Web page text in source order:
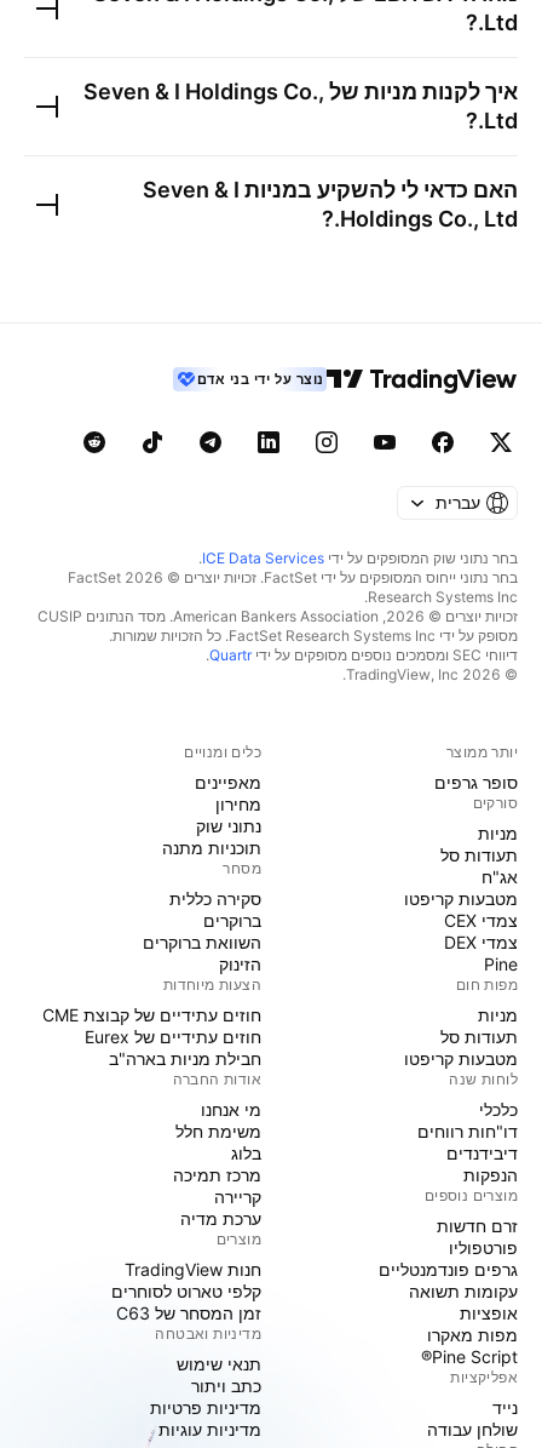
Ltd.
?
איך לקנות מניות של Seven & I Holdings Co.,
Ltd.
?
האם כדאי לי להשקיע במניות Seven & I
Holdings Co., Ltd.
?
נוצר על ידי בני אדם
עברית
בחר נתוני שוק המסופקים על ידי ICE Data Services
.
בחר נתוני ייחוס המסופקים על ידי FactSet. זכויות יוצרים © 2026 ‏FactSet
Research Systems Inc.‏
זכויות יוצרים © 2026, ‏American Bankers Association. מסד הנתונים CUSIP
מסופק על ידי FactSet Research Systems Inc. כל הזכויות שמורות.
דיווחי SEC ומסמכים נוספים מסופקים על ידי
Quartr
.
© 2026 ‏TradingView, Inc.‏
יותר ממוצר
סופר גרפים
סורקים
מניות‏
תעודות סל
אג"ח
מטבעות קריפטו
צמדי CEX
צמדי DEX
Pine
מפות חום
מניות‏
תעודות סל
מטבעות קריפטו
לוחות שנה
כלכלי
דו"חות רווחים
דיבידנדים
הנפקות
מוצרים נוספים
זרם חדשות
פורטפוליו
גרפים פונדמנטליים
עקומות תשואה
אופציות
מפות מאקרו
Pine Script®
אפליקציות
נייד
שולחן עבודה
כלים ומנויים
מאפיינים
מחירון
נתוני שוק
תוכניות מתנה
מסחר
סקירה כללית
ברוקרים
השוואת ברוקרים
הזינוק
הצעות מיוחדות
חוזים עתידיים של קבוצת CME
חוזים עתידיים של Eurex
חבילת מניות בארה"ב
אודות החברה
מי אנחנו
משימת חלל
בלוג
מרכז תמיכה
קריירה
ערכת מדיה
מוצרים
חנות TradingView
קלפי טארוט לסוחרים
זמן המסחר של C63
מדיניות ואבטחה
תנאי שימוש
כתב ויתור
מדיניות פרטיות
מדיניות עוגיות